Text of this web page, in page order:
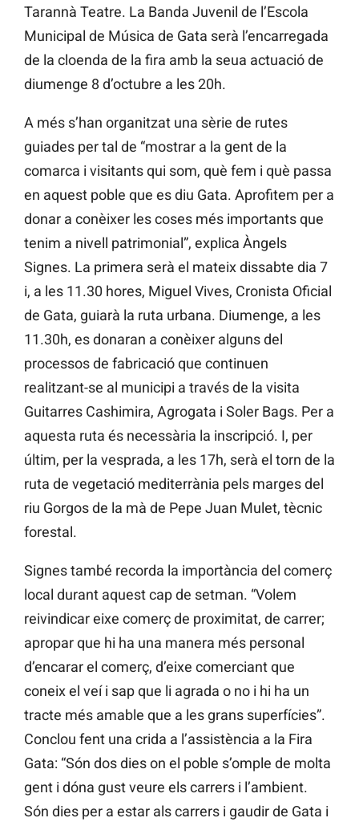
Tarannà Teatre. La Banda Juvenil de l’Escola
Municipal de Música de Gata serà l’encarregada
de la cloenda de la fira amb la seua actuació de
diumenge 8 d’octubre a les 20h.
A més s’han organitzat una sèrie de rutes
guiades per tal de “mostrar a la gent de la
comarca i visitants qui som, què fem i què passa
en aquest poble que es diu Gata. Aprofitem per a
donar a conèixer les coses més importants que
tenim a nivell patrimonial”, explica Àngels
Signes. La primera serà el mateix dissabte dia 7
i, a les 11.30 hores, Miguel Vives, Cronista Oficial
de Gata, guiarà la ruta urbana. Diumenge, a les
11.30h, es donaran a conèixer alguns del
processos de fabricació que continuen
realitzant-se al municipi a través de la visita
Guitarres Cashimira, Agrogata i Soler Bags. Per a
aquesta ruta és necessària la inscripció. I, per
últim, per la vesprada, a les 17h, serà el torn de la
ruta de vegetació mediterrània pels marges del
riu Gorgos de la mà de Pepe Juan Mulet, tècnic
forestal.
Signes també recorda la importància del comerç
local durant aquest cap de setman. “Volem
reivindicar eixe comerç de proximitat, de carrer;
apropar que hi ha una manera més personal
d’encarar el comerç, d’eixe comerciant que
coneix el veí i sap que li agrada o no i hi ha un
tracte més amable que a les grans superfícies”.
Conclou fent una crida a l’assistència a la Fira
Gata: “Són dos dies on el poble s’omple de molta
gent i dóna gust veure els carrers i l’ambient.
Són dies per a estar als carrers i gaudir de Gata i